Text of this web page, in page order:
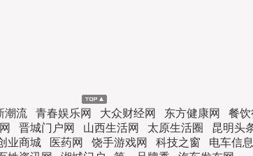
潮流 青春娱乐网 大众财经网 东方健康网 餐饮
晋城门户网 山西生活网 太原生活圈 昆明头
业商城 医药网 饶手游戏网 科技之窗 电车信